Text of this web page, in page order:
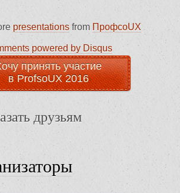
presentations from ПрофсоUX
powered by Disqus
принять участие
в ProfsoUX 2016
друзьям